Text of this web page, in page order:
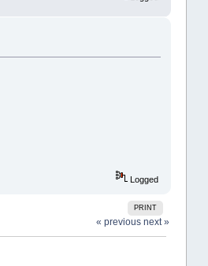
Logged
PRINT
« previous next »